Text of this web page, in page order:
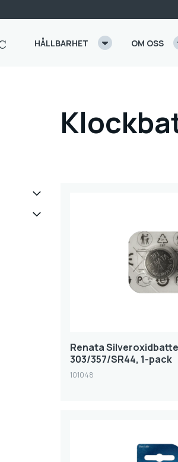
HÅLLBARHET OM OSS
Renata
303/357/SR44, 1-pack
101048